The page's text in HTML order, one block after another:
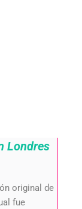
Londres
original de
fue